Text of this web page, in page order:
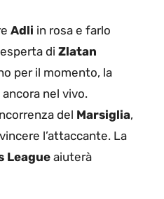
Adli in rosa e farlo
di Zlatan
per il momento, la
nel vivo.
del Marsiglia,
l’attaccante. La
Leagueaiuterà